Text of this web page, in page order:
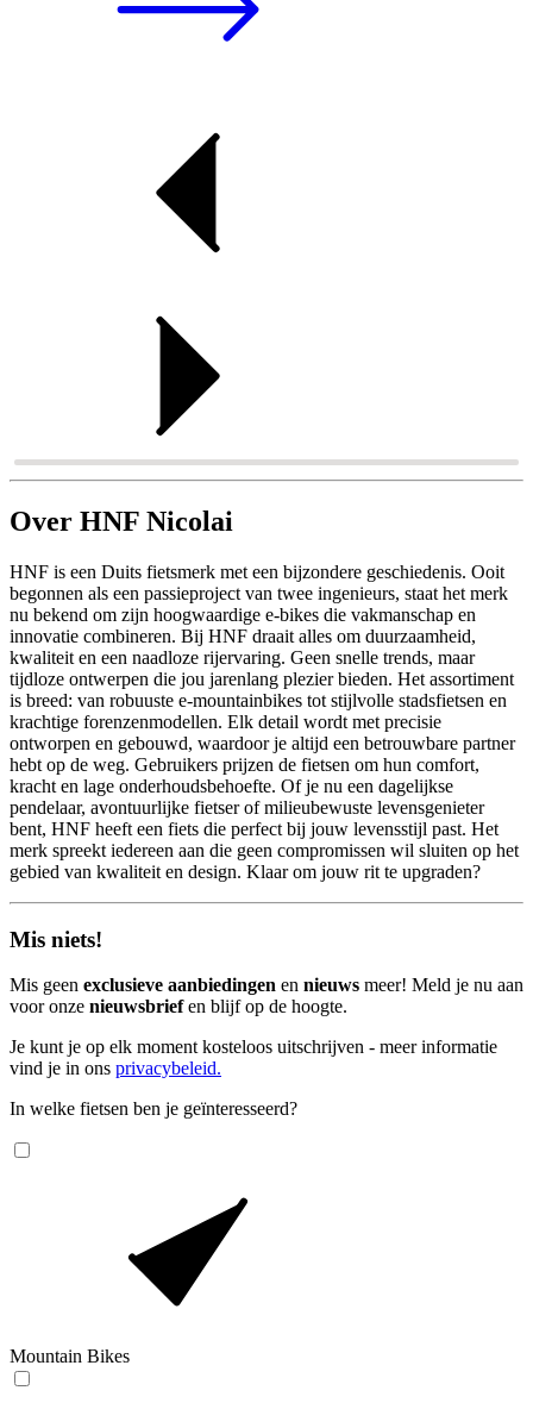
Over HNF Nicolai
HNF is een Duits fietsmerk met een bijzondere geschiedenis. Ooit
begonnen als een passieproject van twee ingenieurs, staat het merk
nu bekend om zijn hoogwaardige e-bikes die vakmanschap en
innovatie combineren. Bij HNF draait alles om duurzaamheid,
kwaliteit en een naadloze rijervaring. Geen snelle trends, maar
tijdloze ontwerpen die jou jarenlang plezier bieden. Het assortiment
is breed: van robuuste e-mountainbikes tot stijlvolle stadsfietsen en
krachtige forenzenmodellen. Elk detail wordt met precisie
ontworpen en gebouwd, waardoor je altijd een betrouwbare partner
hebt op de weg. Gebruikers prijzen de fietsen om hun comfort,
kracht en lage onderhoudsbehoefte. Of je nu een dagelijkse
pendelaar, avontuurlijke fietser of milieubewuste levensgenieter
bent, HNF heeft een fiets die perfect bij jouw levensstijl past. Het
merk spreekt iedereen aan die geen compromissen wil sluiten op het
gebied van kwaliteit en design. Klaar om jouw rit te upgraden?
Mis niets!
Mis geen exclusieve aanbiedingen en nieuws meer! Meld je nu aan
voor onze nieuwsbriefen blijf op de hoogte.
Je kunt je op elk moment kosteloos uitschrijven - meer informatie
vind je in ons privacybeleid.
In welke fietsen ben je geïnteresseerd?
Mountain Bikes